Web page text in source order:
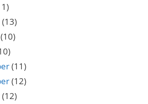
(13)
(10)
(11)
(12)
(12)